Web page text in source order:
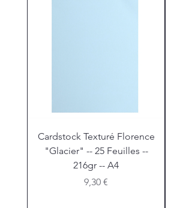
Cardstock Texturé Florence
"Glacier" -- 25 Feuilles --
216gr -- A4
Prix
9,30 €